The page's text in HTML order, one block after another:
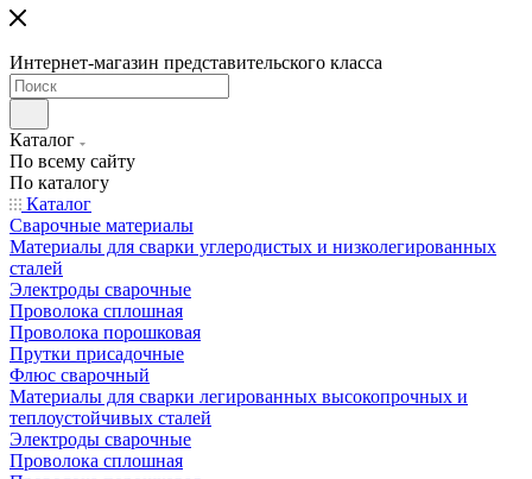
Интернет-магазин представительского класса
Каталог
По всему сайту
По каталогу
Каталог
Сварочные материалы
Материалы для сварки углеродистых и низколегированных
сталей
Электроды сварочные
Проволока сплошная
Проволока порошковая
Прутки присадочные
Флюс сварочный
Материалы для сварки легированных высокопрочных и
теплоустойчивых сталей
Электроды сварочные
Проволока сплошная